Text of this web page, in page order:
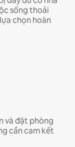
sống thoải
chọn hoàn
và đặt phòng
cần cam kết